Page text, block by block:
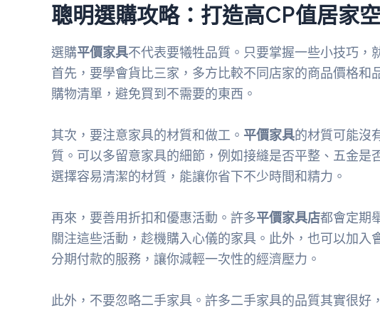
聰明選購攻略：打造高CP值居家
選購平價家具不代表要犧牲品質。只要掌握一些小技巧，
首先，要學會貨比三家，多方比較不同店家的商品價格和
購物清單，避免買到不需要的東西。
其次，要注意家具的材質和做工。 平價家具的材質可能沒
質。可以多留意家具的細節，例如接縫是否平整、五金是
選擇容易清潔的材質，能讓你省下不少時間和精力。
再來，要善用折扣和優惠活動。許多平價家具店都會定期
關注這些活動，趁機購入心儀的家具。此外，也可以加
分期付款的服務，讓你減輕一次性的經濟壓力。
此外，不要忽略二手家具。許多二手家具的品質其實很